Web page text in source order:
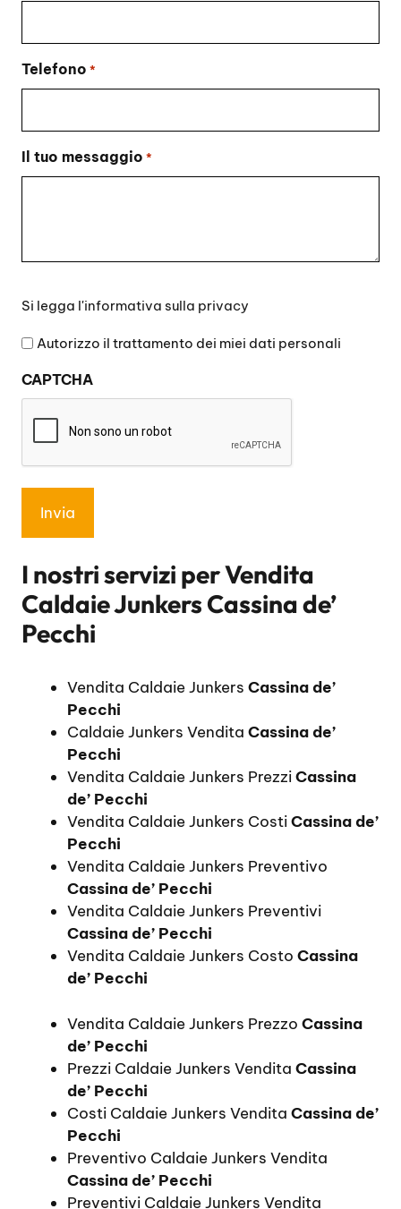
Telefono *
Il tuo messaggio *
legga
l'informativa
privacy
Si legga l'informativa sulla privacy
Autorizzo il trattamento dei miei dati personali
CAPTCHA
I nostri servizi perVendita
Caldaie Junkers Cassina de’
Pecchi
Vendita Caldaie Junkers Cassina de’
Pecchi
Caldaie Junkers Vendita Cassina de’
Pecchi
Vendita Caldaie Junkers PrezziCassina
de’ Pecchi
Vendita Caldaie Junkers CostiCassina de’
Pecchi
Vendita Caldaie Junkers Preventivo
Cassina de’ Pecchi
Vendita Caldaie Junkers Preventivi
Cassina de’ Pecchi
Vendita Caldaie Junkers Costo Cassina
de’ Pecchi
Vendita Caldaie Junkers Prezzo Cassina
de’ Pecchi
Prezzi Caldaie Junkers Vendita Cassina
de’ Pecchi
Costi Caldaie Junkers Vendita Cassina de’
Pecchi
Preventivo Caldaie Junkers Vendita
Cassina de’ Pecchi
Preventivi Caldaie Junkers Vendita